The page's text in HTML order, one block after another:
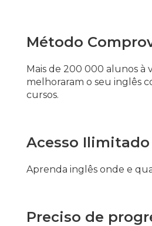
Método
Mais de 200 000 alunos à
melhoraram o seu inglês
cursos.
Acesso Ilimitado
Aprenda inglês onde e
Preciso de